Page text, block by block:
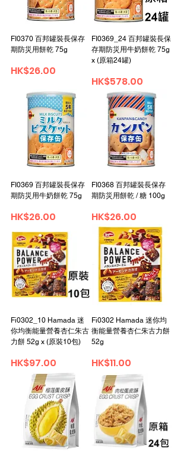
FI0370 百邦罐裝長保存
期防災用餅乾 75g
Price
HK$26.00
FI0369_24 百邦罐裝長保
存期防災用牛奶餅乾 75g
x (原箱24罐)
Price
HK$578.00
FI0369 百邦罐裝長保存
期防災用牛奶餅乾 75g
Price
HK$26.00
FI0368 百邦罐裝長保存
期防災用餅乾 / 糖 100g
Price
HK$26.00
Fi0302_10 Hamada 迷
你均衡能量營養杏仁朱古
力餅 52g x (原裝10包)
Price
HK$97.00
Fi0302 Hamada 迷你均
衡能量營養杏仁朱古力餅
52g
Price
HK$11.00